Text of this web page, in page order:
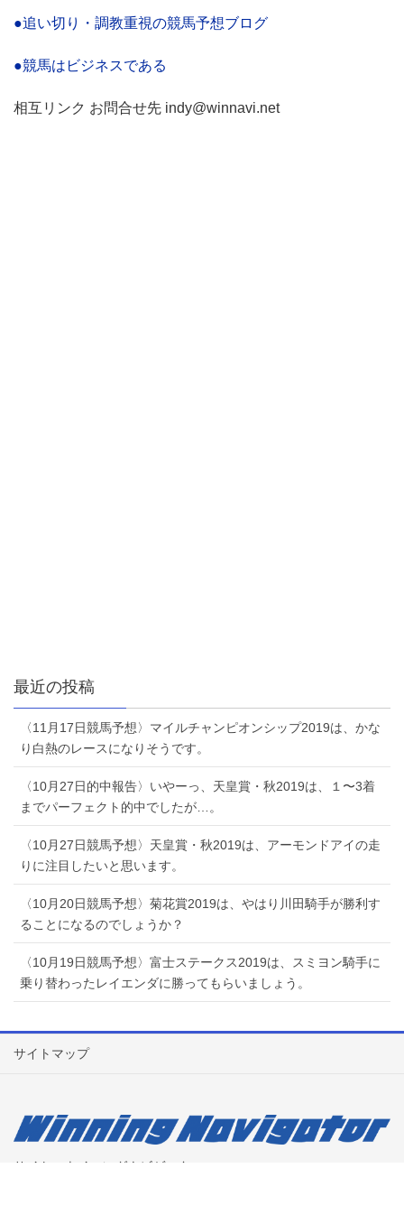
●追い切り・調教重視の競馬予想ブログ
●競馬はビジネスである
相互リンク お問合せ先 indy@winnavi.net
最近の投稿
〈11月17日競馬予想〉マイルチャンピオンシップ2019は、かな
り白熱のレースになりそうです。
〈10月27日的中報告〉いやーっ、天皇賞・秋2019は、１〜3着
までパーフェクト的中でしたが…。
〈10月27日競馬予想〉天皇賞・秋2019は、アーモンドアイの走
りに注目したいと思います。
〈10月20日競馬予想〉菊花賞2019は、やはり川田騎手が勝利す
ることになるのでしょうか？
〈10月19日競馬予想〉富士ステークス2019は、スミヨン騎手に
乗り替わったレイエンダに勝ってもらいましょう。
サイトマップ
サイト：ウイニングナビゲーター